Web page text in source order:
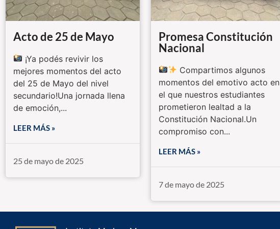
Acto de 25 de Mayo
¡Ya podés revivir los
mejores momentos del acto
del 25 de Mayo del nivel
secundario!Una jornada llena
de emoción,...
LEER MÁS »
25 de mayo de 2025
Promesa Constitución
Nacional
Compartimos algunos
momentos del emotivo acto en
el que nuestros estudiantes
prometieron lealtad a la
Constitución Nacional.Un
compromiso con...
LEER MÁS »
7 de mayo de 2025